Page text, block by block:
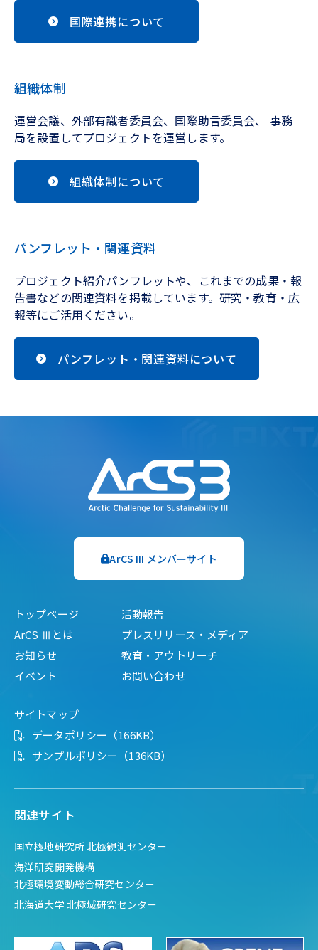
国際連携について
組織体制
運営会議、外部有識者委員会、国際助言委員会、 事務
局を設置してプロジェクトを運営します。
組織体制について
パンフレット・関連資料
プロジェクト紹介パンフレットや、これまでの成果・報
告書などの関連資料を掲載しています。研究・教育・広
報等にご活用ください。
パンフレット・関連資料について
ArCS III メンバーサイト
トップページ
ArCS Ⅲとは
お知らせ
イベント
活動報告
プレスリリース・メディア
教育・アウトリーチ
お問い合わせ
サイトマップ
データポリシー（166KB）
サンプルポリシー（136KB）
関連サイト
国立極地研究所 北極観測センター
海洋研究開発機構
北極環境変動総合研究センター
北海道大学 北極域研究センター